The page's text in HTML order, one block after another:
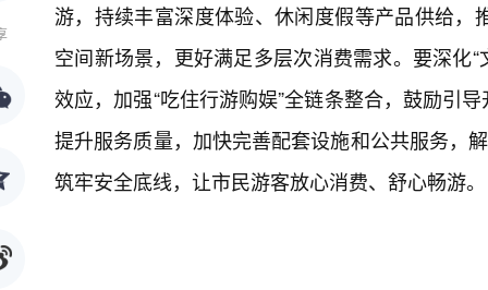
游，持续丰富深度体验、休闲度假等产品供给
空间新场景，更好满足多层次消费需求。要深化“
效应，加强“吃住行游购娱”全链条整合，鼓励引
提升服务质量，加快完善配套设施和公共服务，
筑牢安全底线，让市民游客放心消费、舒心畅游。